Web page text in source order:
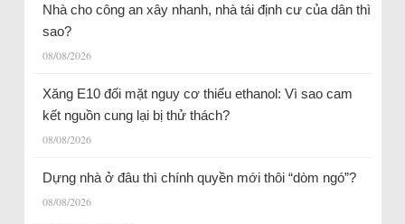
Nhà cho công an xây nhanh, nhà tái định cư của dân thì
sao?
08/08/2026
Xăng E10 đối mặt nguy cơ thiếu ethanol: Vì sao cam
kết nguồn cung lại bị thử thách?
08/08/2026
Dựng nhà ở đâu thì chính quyền mới thôi “dòm ngó”?
08/08/2026